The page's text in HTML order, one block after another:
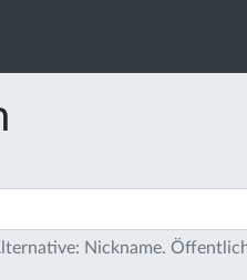
Nickname.